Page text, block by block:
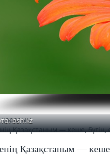
қаралым
bsh.kz
Қазақстаным —